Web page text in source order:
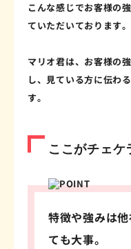
こんな感じでお客様の
ていただいております。
マリオ君は、お客様の
し、見ている方に伝わ
す。
ここがチェケ
特徴や強みは
ても大事。